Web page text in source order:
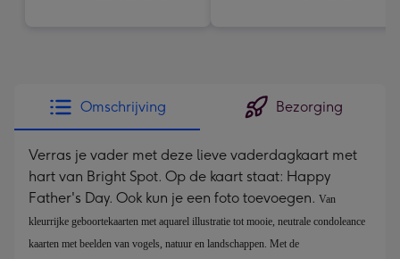
Omschrijving Bezorging
Verras je vader met deze lieve vaderdagkaart met
hart van Bright Spot. Op de kaart staat: Happy
Father's Day. Ook kun je een foto toevoegen. Van
kleurrijke geboortekaarten met aquarel illustratie tot mooie, neutrale condoleance
kaarten met beelden van vogels, natuur en landschappen. Met de